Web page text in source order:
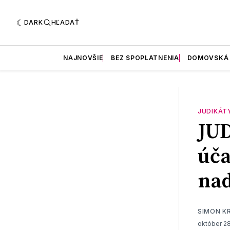
DARK HĽADAŤ
NAJNOVŠIE BEZ SPOPLATNENIA
SIMON
október